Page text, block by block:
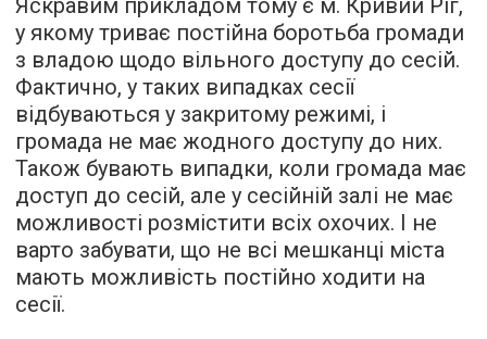
Яскравим прикладом тому є м. Кривий Ріг,
у якому триває постійна боротьба громади
з владою щодо вільного доступу до сесій.
Фактично, у таких випадках сесії
відбуваються у закритому режимі, і
громада не має жодного доступу до них.
Також бувають випадки, коли громада має
доступ до сесій, але у сесійній залі не має
можливості розмістити всіх охочих. І не
варто забувати, що не всі мешканці міста
мають можливість постійно ходити на
сесії.